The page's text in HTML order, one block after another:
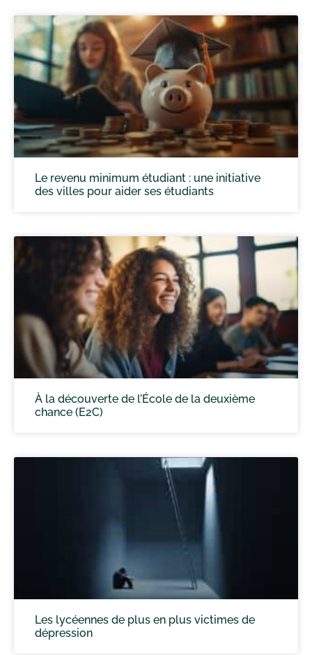
Le revenu minimum étudiant : une initiative
des villes pour aider ses étudiants
À la découverte de l’École de la deuxième
chance (E2C)
Les lycéennes de plus en plus victimes de
dépression